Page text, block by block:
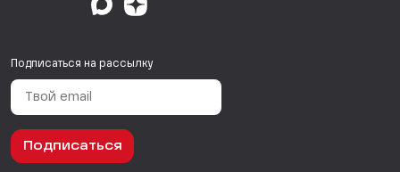
Подписаться на рассылку
Подписаться